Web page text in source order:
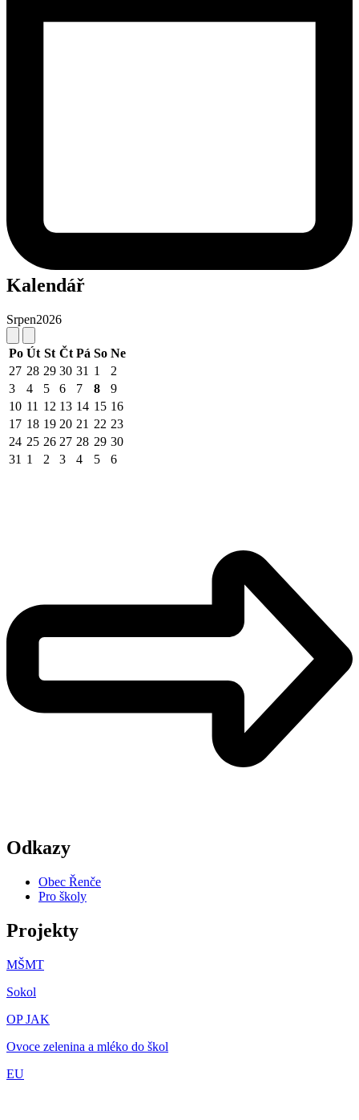
Kalendář
Srpen2026
Po Út St Čt Pá So Ne
27 28 29 30 31 1
2
3
4 5 6 7 8
9
10 11 12 13 14 15 16
17 18 19 20 21 22 23
24 25 26 27 28 29 30
31 1 2 3 4 5 6
Odkazy
Obec Řenče
Pro školy
Projekty
MŠMT
Sokol
OP JAK
Ovoce zelenina a mléko do škol
EU